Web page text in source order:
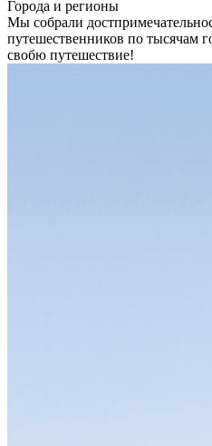
Города и регионы
Мы собрали
путешественников по тысячам
свобю путешествие!